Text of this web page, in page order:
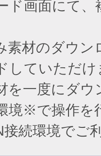
ド画面にて
素材のダウ
していただけ
を一度にダ
境※で操作を
続環境でご